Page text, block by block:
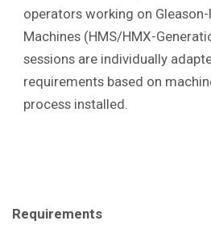
operators working on
Machines (HMS/HMX-
sessions are individually
requirements based on
process installed.
Requirements